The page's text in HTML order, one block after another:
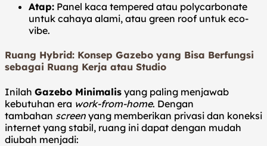
Atap: Panel kaca tempered atau polycarbonate
untuk cahaya alami, atau green roof untuk eco-
vibe.
Ruang Hybrid: Konsep Gazebo yang Bisa Berfungsi
sebagai Ruang Kerja atau Studio
Inilah Gazebo Minimalis yang paling menjawab
kebutuhan era work-from-home. Dengan
tambahan screen yang memberikan privasi dan koneksi
internet yang stabil, ruang ini dapat dengan mudah
diubah menjadi: